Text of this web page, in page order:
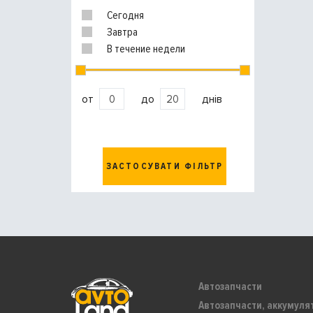
Сегодня
Завтра
В течение недели
от до днів
ЗАСТОСУВАТИ ФІЛЬТР
Автозапчасти
Автозапчасти,